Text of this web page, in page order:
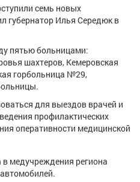
Компании
Погода
семь новых
губернатор Илья Середюк в
пятью больницами:
шахтеров, Кемеровская
горбольница №29,
для выездов врачей и
профилактических
оперативности медицинской
в медучреждения региона